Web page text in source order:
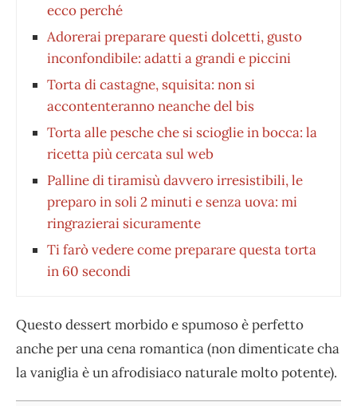
ecco perché
Adorerai preparare questi dolcetti, gusto
inconfondibile: adatti a grandi e piccini
Torta di castagne, squisita: non si
accontenteranno neanche del bis
Torta alle pesche che si scioglie in bocca: la
ricetta più cercata sul web
Palline di tiramisù davvero irresistibili, le
preparo in soli 2 minuti e senza uova: mi
ringrazierai sicuramente
Ti farò vedere come preparare questa torta
in 60 secondi
Questo dessert morbido e spumoso è perfetto
anche per una cena romantica (non dimenticate cha
la vaniglia è un afrodisiaco naturale molto potente).